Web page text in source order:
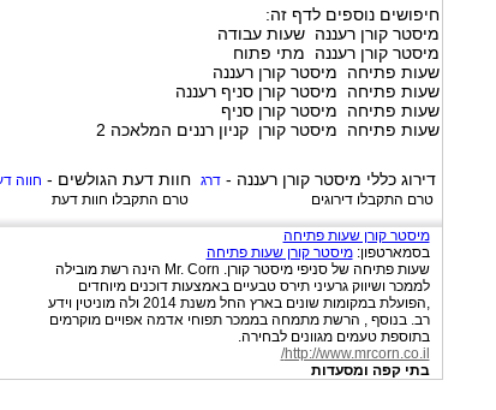
חיפושים נוספים לדף זה:
מיסטר קורן רעננה שעות עבודה
מיסטר קורן רעננה מתי פתוח
שעות פתיחה מיסטר קורן רעננה
שעות פתיחה מיסטר קורן סניף רעננה
שעות פתיחה מיסטר קורן סניף
שעות פתיחה מיסטר קורן קניון רננים המלאכה 2
חוות דעת הגולשים - חווה
טרם התקבלו חוות דעת
דירוג כללי מיסטר קורן רעננה -דרג
טרם התקבלו דירוגים
מיסטר קורן שעות פתיחה
בסמארטפון:מיסטר קורן שעות פתיחה
שעות פתיחה של סניפי מיסטר קורן. Mr. Corn הינה רשת מובילה
לממכר ושיווק גרעיני תירס טבעיים באמצעות דוכנים מיוחדים
,הפועלת במקומות שונים בארץ החל משנת 2014 ולה מוניטין וידע
רב. בנוסף , הרשת מתמחה בממכר תפוחי אדמה אפויים מוקרמים
בתוספת טעמים מגוונים לבחירה.
http://www.mrcorn.co.il/
בתי קפה ומסעדות